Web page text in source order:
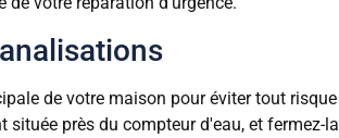
de votre maison pour éviter tout risque
près du compteur d'eau, et fermez-la